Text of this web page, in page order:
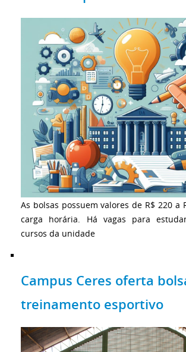
As bolsas possuem valores de R$ 220 a
carga horária. Há vagas para
cursos da unidade
Campus Ceres oferta
treinamento esportivo